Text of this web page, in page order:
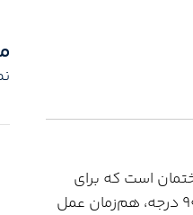
است که برای